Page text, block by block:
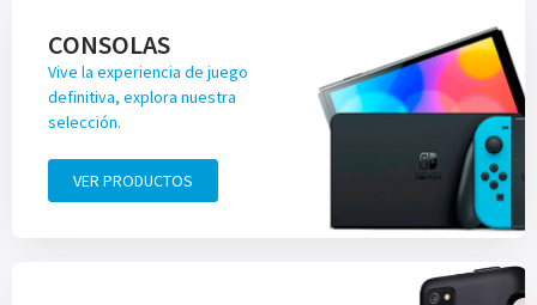
CONSOLAS
Vive la experiencia de juego
definitiva, explora nuestra
selección.
VER PRODUCTOS